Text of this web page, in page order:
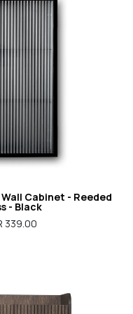
Cabinet - Reeded
- Black
339.00